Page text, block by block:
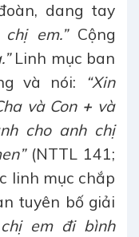
dang tay
em.” Cộng
Linh mục ban
và nói:
“Xin
và Con + và
cho anh chị
(NTTL 141;
linh mục chắp
tuyên bố giải
em đi bình